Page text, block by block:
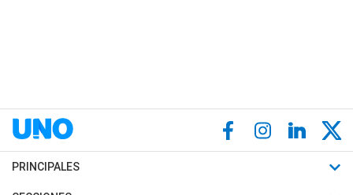
PRINCIPALES